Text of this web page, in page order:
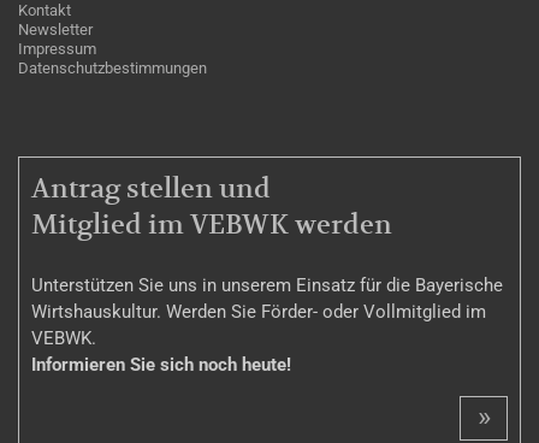
Kontakt
Newsletter
Impressum
Datenschutzbestimmungen
MITGLIEDSCHAFT
Antrag stellen und
Mitglied im VEBWK werden
Unterstützen Sie uns in unserem Einsatz für die Bayerische
Wirtshauskultur. Werden Sie Förder- oder Vollmitglied im
VEBWK.
Informieren Sie sich noch heute!
»